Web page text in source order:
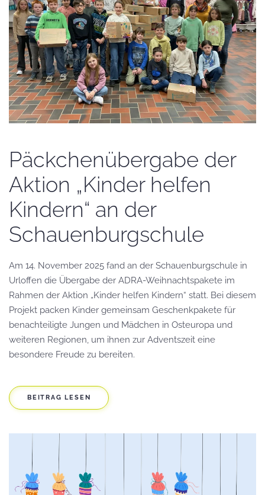
Päckchenübergabe der
Aktion „Kinder helfen
Kindern“ an der
Schauenburgschule
Am 14. November 2025 fand an der Schauenburgschule in
Urloffen die Übergabe der ADRA-Weihnachtspakete im
Rahmen der Aktion „Kinder helfen Kindern“ statt. Bei diesem
Projekt packen Kinder gemeinsam Geschenkpakete für
benachteiligte Jungen und Mädchen in Osteuropa und
weiteren Regionen, um ihnen zur Adventszeit eine
besondere Freude zu bereiten.
BEITRAG LESEN